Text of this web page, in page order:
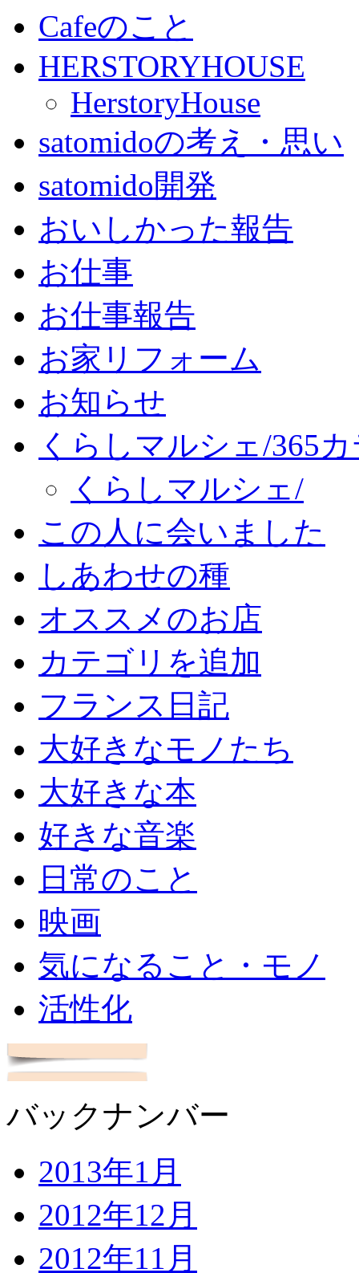
Cafeのこと
HERSTORYHOUSE
HerstoryHouse
satomidoの考え・思い
satomido開発
おいしかった報告
お仕事
お仕事報告
お家リフォーム
お知らせ
くらしマルシェ/365
くらしマルシェ/
この人に会いました
しあわせの種
オススメのお店
カテゴリを追加
フランス日記
大好きなモノたち
大好きな本
好きな音楽
日常のこと
映画
気になること・モノ
活性化
バックナンバー
2013年1月
2012年12月
2012年11月